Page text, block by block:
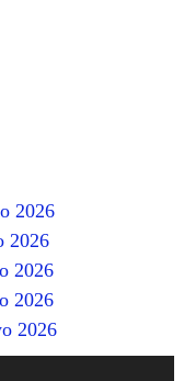
2026
2026
2026
2026
2026